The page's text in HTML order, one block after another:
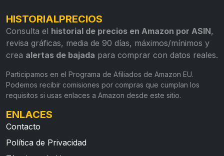
HISTORIALPRECIOS
Consulta el historial de precios en Amazon por ASIN,
revisa gráficas, media de 90 días, máximos/mínimos y
crea alertas de bajada para comprar con datos reales.
Participamos en el Programa de Afiliados de Amazon EU.
Podemos recibir comisiones por compras que cumplan los
requisitos si usas enlaces a Amazon desde este sitio.
ENLACES
Contacto
Política de Privacidad